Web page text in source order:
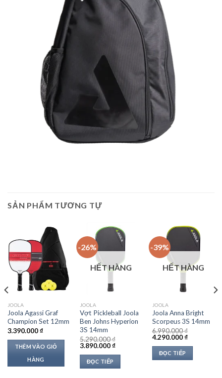
SẢN PHẨM TƯƠNG TỰ
JOOLA
Joola Agassi Graf
Champion Set 12mm
3.390.000₫
THÊM VÀO GIỎ
HÀNG
-26%
HẾT HÀNG
JOOLA
Vợt Pickleball Joola
Ben Johns Hyperion
3S 14mm
5.290.000₫
Giá
5.290.000 ₫.
3.890.000₫Giá
3.890.000 ₫.
ĐỌC TIẾP
-39%
HẾT HÀNG
JOOLA
Joola Anna Bright
Scorpeus 3S 14mm
6.990.000₫
Giá
6.990.000 ₫.
4.290.000₫Giá
4.290.000
ĐỌC TIẾP